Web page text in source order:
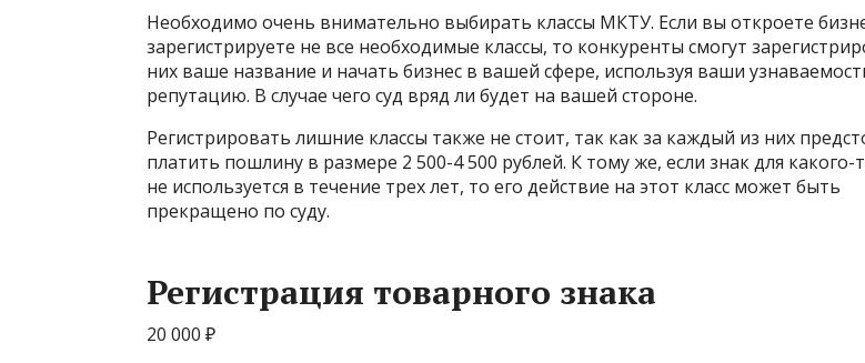
Необходимо очень внимательно выбирать классы МКТУ. Если вы откроете
зарегистрируете не все необходимые классы, то конкуренты смогут
них ваше название и начать бизнес в вашей сфере, используя ваши
репутацию. В случае чего суд вряд ли будет на вашей стороне.
Регистрировать лишние классы также не стоит, так как за каждый из них
платить пошлину в размере 2 500-4 500 рублей. К тому же, если знак для какого-
не используется в течение трех лет, то его действие на этот класс может быть
прекращено по суду.
Регистрация товарного знака
20 000 ₽